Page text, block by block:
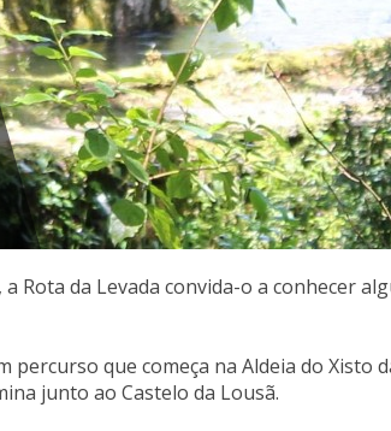
a Rota da Levada convida-o a conhecer
percurso que começa na Aldeia do Xisto
junto ao Castelo da Lousã.